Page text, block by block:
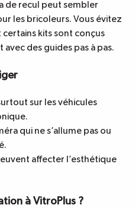
de recul peut sembler
les bricoleurs. Vous évitez
certains kits sont conçus
des guides pas à pas.
sur les véhicules
qui ne s’allume pas ou
affecter l’esthétique
à VitroPlus ?